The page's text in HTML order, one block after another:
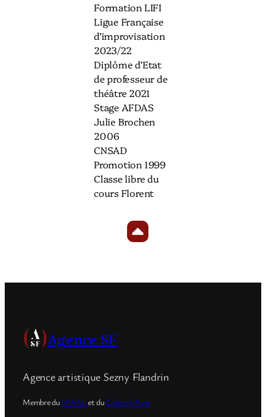
Formation LIFI
Ligue Française
d’improvisation
2023/22
Diplôme d’Etat
de professeur de
théâtre 2021
Stage AFDAS
Julie Brochen
2006
CNSAD
Promotion 1999
Classe libre du
cours Florent
Agence SF
Agence artistique Sezny Flandrin
Membre du SFAALet duCollectif Acte